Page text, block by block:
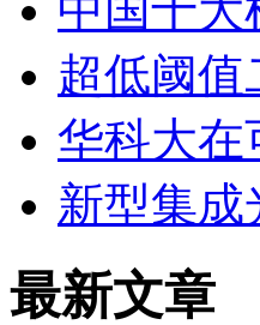
超低阈
华科大在
新型集
最新文章